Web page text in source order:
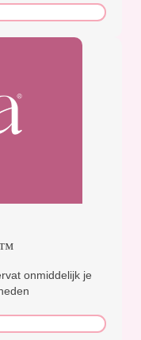
onmiddelijk je